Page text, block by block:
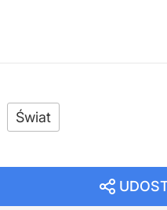
Świat